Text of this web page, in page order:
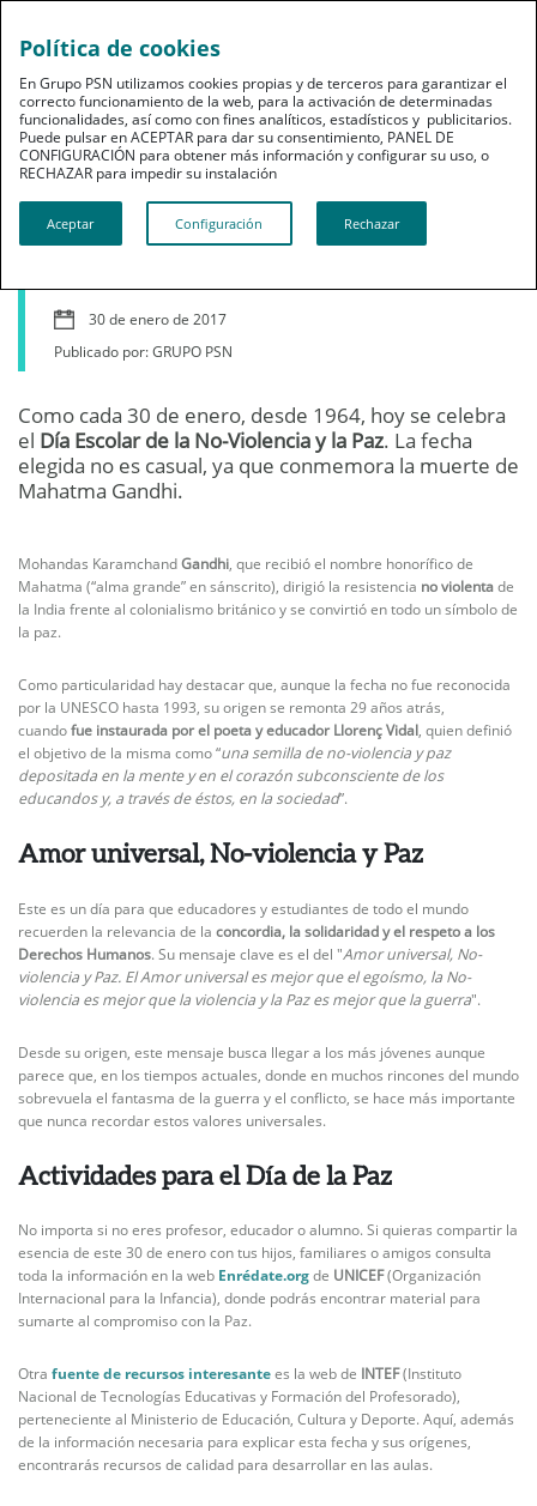
Bienestar
Día escolar de la No-
30 de enero de 2017
Publicado por: GRUPO PSN
Como cada 30 de enero, desde 1964, hoy se celebra
el Día Escolar de la No-Violencia y la Paz. La fecha
elegida no es casual, ya que conmemora la muerte de
Mahatma Gandhi.
Mohandas KaramchandGandhi, que recibió el nombre honorífico de
Mahatma (“alma grande” en sánscrito), dirigió la resistencia no violentade
la India frente al colonialismo británico y se convirtió en todo un símbolo de
la paz.
Como particularidad hay destacar que, aunque la fecha no fue reconocida
por la UNESCO hasta 1993, su origen se remonta 29 años atrás,
cuandofue instaurada por el poeta y educador Llorenç Vidal, quien definió
el objetivo de la misma como “una semilla de no-violencia y paz
depositada en la mente y en el corazón subconsciente de los
educandos y, a través de éstos, en la sociedad”.
Amor universal, No-violencia y Paz
Este es un día para que educadores y estudiantes de todo el mundo
recuerden la relevancia de la concordia, la solidaridad y el respeto a los
Derechos Humanos. Su mensaje clave es el del "Amor universal, No-
violencia y Paz. El Amor universal es mejor que el egoísmo, la No-
violencia es mejor que la violencia y la Paz es mejor que la guerra".
Desde su origen, este mensaje busca llegar a los más jóvenes aunque
parece que, en los tiempos actuales, donde en muchos rincones del mundo
sobrevuela el fantasma de la guerra y el conflicto, se hace más importante
que nunca recordar estos valores universales.
Actividades para el Día de la Paz
No importa si no eres profesor, educador o alumno. Si quieras compartir la
esencia de este 30 de enero con tus hijos, familiares o amigos consulta
toda la información en la web Enrédate.orgde UNICEF(Organización
Internacional para la Infancia), donde podrás encontrar material para
sumarte al compromiso con la Paz.
Otra fuente de recursos interesantees la web de INTEF(Instituto
Nacional de Tecnologías Educativas y Formación del Profesorado),
perteneciente al Ministerio de Educación, Cultura y Deporte. Aquí, además
de la información necesaria para explicar esta fecha y sus orígenes,
encontrarás recursos de calidad para desarrollar en las aulas.
Política de cookies
En Grupo PSN utilizamos cookies propias y de terceros para garantizar el
correcto funcionamiento de la web, para la activación de determinadas
funcionalidades, así como con fines analíticos, estadísticos y publicitarios.
Puede pulsar en ACEPTAR para dar su consentimiento, PANEL DE
CONFIGURACIÓN para obtener más información y configurar su uso, o
RECHAZAR para impedir su instalación​​​​​​​
Aceptar Configuración Rechazar